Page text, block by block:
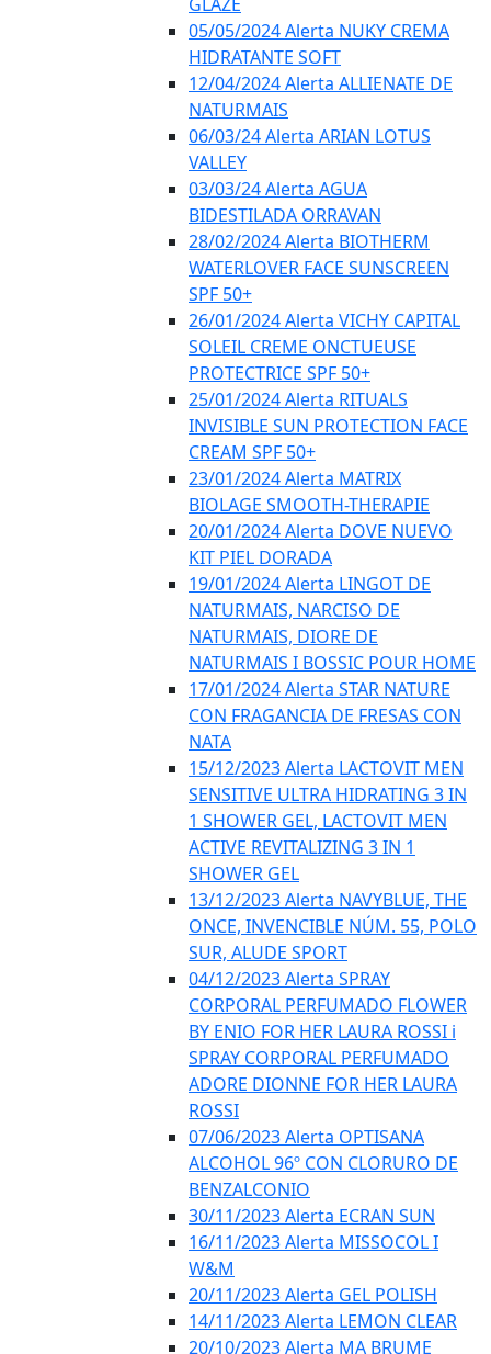
05/05/2024 Alerta NUKY CREMA
HIDRATANTE SOFT
12/04/2024 Alerta ALLIENATE DE
NATURMAIS
06/03/24 Alerta ARIAN LOTUS
VALLEY
03/03/24 Alerta AGUA
BIDESTILADA ORRAVAN
28/02/2024 Alerta BIOTHERM
WATERLOVER FACE SUNSCREEN
SPF 50+
26/01/2024 Alerta VICHY CAPITAL
SOLEIL CREME ONCTUEUSE
PROTECTRICE SPF 50+
25/01/2024 Alerta RITUALS
INVISIBLE SUN PROTECTION FACE
CREAM SPF 50+
23/01/2024 Alerta MATRIX
BIOLAGE SMOOTH-THERAPIE
20/01/2024 Alerta DOVE NUEVO
KIT PIEL DORADA
19/01/2024 Alerta LINGOT DE
NATURMAIS, NARCISO DE
NATURMAIS, DIORE DE
NATURMAIS I BOSSIC POUR HOME
17/01/2024 Alerta STAR NATURE
CON FRAGANCIA DE FRESAS CON
NATA
15/12/2023 Alerta LACTOVIT MEN
SENSITIVE ULTRA HIDRATING 3 IN
1 SHOWER GEL, LACTOVIT MEN
ACTIVE REVITALIZING 3 IN 1
SHOWER GEL
13/12/2023 Alerta NAVYBLUE, THE
ONCE, INVENCIBLE NÚM. 55, POLO
SUR, ALUDE SPORT
04/12/2023 Alerta SPRAY
CORPORAL PERFUMADO FLOWER
BY ENIO FOR HER LAURA ROSSI i
SPRAY CORPORAL PERFUMADO
ADORE DIONNE FOR HER LAURA
ROSSI
07/06/2023 Alerta OPTISANA
ALCOHOL 96º CON CLORURO DE
BENZALCONIO
30/11/2023 Alerta ECRAN SUN
16/11/2023 Alerta MISSOCOL I
W&M
20/11/2023 Alerta GEL POLISH
14/11/2023 Alerta LEMON CLEAR
20/10/2023 Alerta MA BRUME